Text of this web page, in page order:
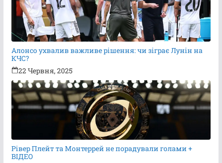
Алонсо ухвалив важливе рішення: чи зіграє Лунін на
КЧС?
22 Червня, 2025
Рівер Плейт та Монтеррей не порадували голами +
ВІДЕО